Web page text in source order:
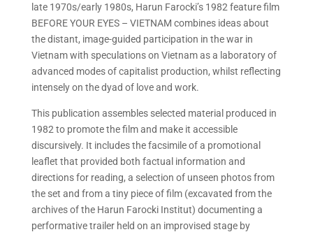
late 1970s/early 1980s, Harun Farocki’s 1982 feature film
BEFORE YOUR EYES – VIETNAM combines ideas about
the distant, image-guided participation in the war in
Vietnam with speculations on Vietnam as a laboratory of
advanced modes of capitalist production, whilst reflecting
intensely on the dyad of love and work.
This publication assembles selected material produced in
1982 to promote the film and make it accessible
discursively. It includes the facsimile of a promotional
leaflet that provided both factual information and
directions for reading, a selection of unseen photos from
the set and from a tiny piece of film (excavated from the
archives of the Harun Farocki Institut) documenting a
performative trailer held on an improvised stage by